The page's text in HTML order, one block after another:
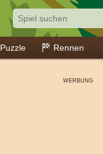
Puzzle Rennen